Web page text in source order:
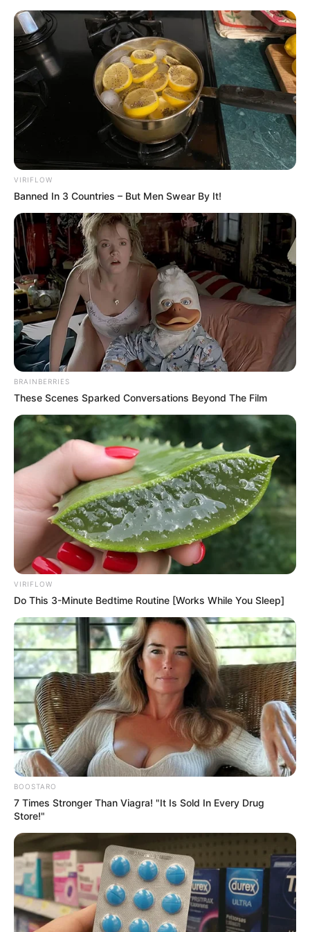
MENU
ET
WIDGETS
PRIX DE GIVERNY
PRONOSTIC QUINTE PMU 21-
12-2023
Jeudi 21 Décembre 2023 à DEAUVILLE dans la
Réunion n°1 PRIX DE GIVERNY – Plat – 1900 mètres.
PRIX DE GIVERNY le Pronostic de
la presse PMU du Quinté du jour
de Bilto, Paris-Turf, GENY, Tiercé-
Magazine…
Le pronostic PMU gagnant du Tiercé Quarté Quinté
du jour par 24 des meilleurs quotidiens de la presse
hippique. Le prono turf complet du jour.
Aisne Nouvelle : 14 – 16 – 9 – 2 – 11 – 6 – 10 – 3
BILTO.FR : 2 – 3 – 14 – 16 – 6 – 9 – 10 – 1
Dauphiné-Libéré : 2 – 9 – 5 – 15 – 10 – 14 – 1 – 4
Equidia-Live : 5 – 14 – 9 – 6 – 2 – 10 – 15 – 13
Europe1 : 2 – 6 – 3 – 14 – 11 – 9 – 16 – 8
GENY-COURSES : 14 – 7 – 2 – 3 – 6 – 16 – 1 – 10
VIRIFLOW
Banned In 3 Countries – But Men Swear By It!
BRAINBERRIES
These Scenes Sparked Conversations Beyond The Film
VIRIFLOW
Do This 3-Minute Bedtime Routine [Works While You Sleep]
BOOSTARO
7 Times Stronger Than Viagra! "It Is Sold In Every Drug
Store!"